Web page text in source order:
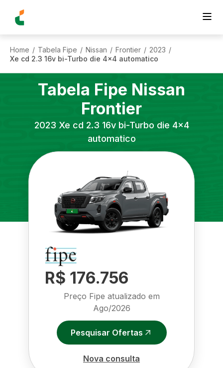
Home / Tabela Fipe / Nissan / Frontier / 2023 /
Xe cd 2.3 16v bi-Turbo die 4x4 automatico
Tabela Fipe Nissan
Frontier
2023 Xe cd 2.3 16v bi-Turbo die 4x4
automatico
R$ 176.756
Preço Fipe atualizado em
Ago/2026
Pesquisar Ofertas
Nova consulta